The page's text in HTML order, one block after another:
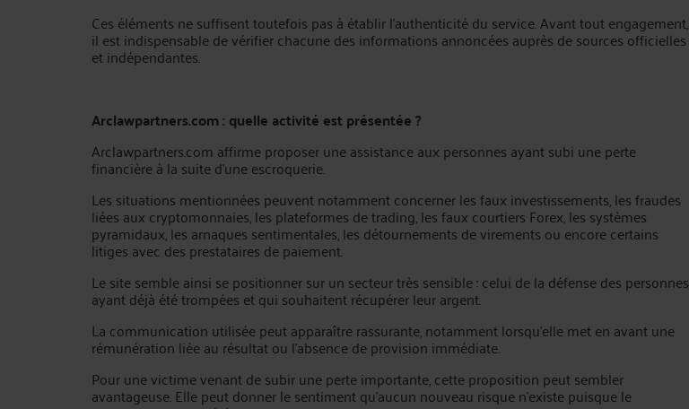
Ces éléments ne suffisent toutefois pas à établir l’authenticité du service. Avant tout engagement,
il est indispensable de vérifier chacune des informations annoncées auprès de sources officielles
et indépendantes.
Arclawpartners.com : quelle activité est présentée ?
Arclawpartners.com affirme proposer une assistance aux personnes ayant subi une perte
financière à la suite d’une escroquerie.
Les situations mentionnées peuvent notamment concerner les faux investissements, les fraudes
liées aux cryptomonnaies, les plateformes de trading, les faux courtiers Forex, les systèmes
pyramidaux, les arnaques sentimentales, les détournements de virements ou encore certains
litiges avec des prestataires de paiement.
Le site semble ainsi se positionner sur un secteur très sensible : celui de la défense des personnes
ayant déjà été trompées et qui souhaitent récupérer leur argent.
La communication utilisée peut apparaître rassurante, notamment lorsqu’elle met en avant une
rémunération liée au résultat ou l’absence de provision immédiate.
Pour une victime venant de subir une perte importante, cette proposition peut sembler
avantageuse. Elle peut donner le sentiment qu’aucun nouveau risque n’existe puisque le